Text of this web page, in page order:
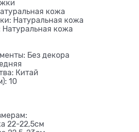
кожа
Натуральная кожа
Натуральная кожа
Без декора
Китай
10
22-22,5см